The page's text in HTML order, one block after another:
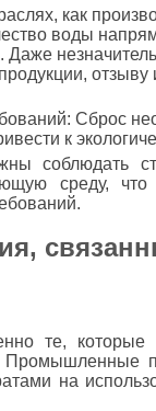
как
воды
Даже
Сброс
к
соблюдать
среду, что
те,
Промышленные
на